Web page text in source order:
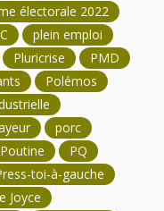
électorale 2022
plein emploi
Pluricrise
PMD
Polémos
porc
Poutine
PQ
toi-à-gauche
Joyce